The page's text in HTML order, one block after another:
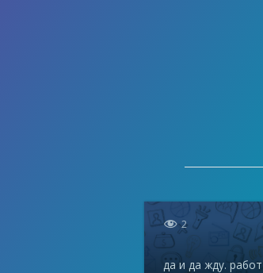
 2
да и да жду. работ